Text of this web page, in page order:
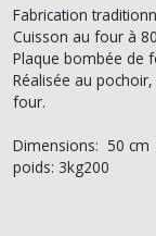
Fabrication
Cuisson au four à
Plaque bombée de
Réalisée au
four.
Dimensions: 50 cm
poids: 3kg200